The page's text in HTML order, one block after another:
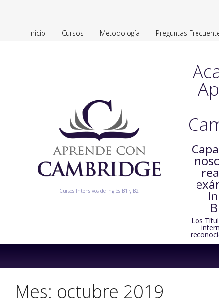
Inicio Cursos Metodología Preguntas
Cursos Intensivos de Inglés B1 y B2
Los
content
Mes: octubre 2019